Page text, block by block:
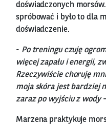
doświadczonych
spróbować i było to dla
doświadczenie.
- Po treningu czuję
więcej zapału i energii,
Rzeczywiście choruję
moja skóra jest bardziej
zaraz po wyjściu z wody
Marzena praktykuje